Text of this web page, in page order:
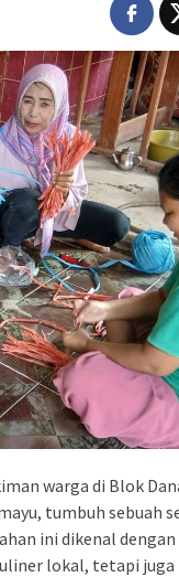
warga di Blok
tumbuh sebuah
ini dikenal
lokal, tetapi